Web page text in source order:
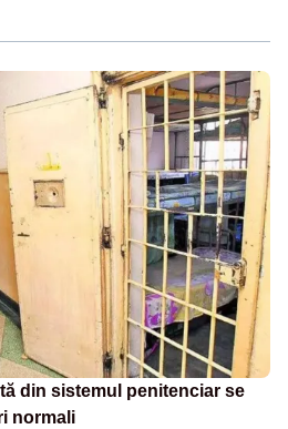
din sistemul penitenciar se
normali